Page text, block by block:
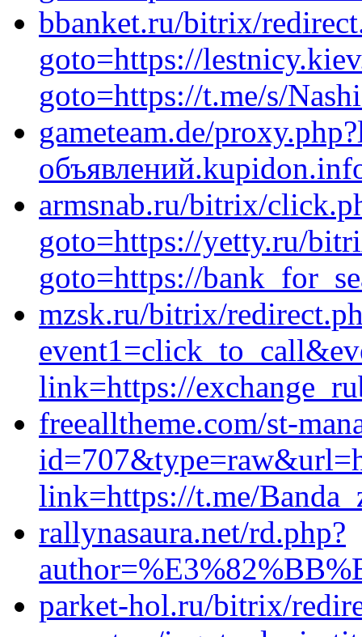
bbanket.ru/bitrix/
goto=https://
goto=https://t.me/s/
gameteam.de/
armsnab.ru/bitrix/
goto=https://yetty.ru/
goto=https://
mzsk.ru/bitrix/
link=https://
freealltheme.com/st-
link=https://t.me/
rallynasaura.net/rd.php?
parket-hol.ru/bitrix/